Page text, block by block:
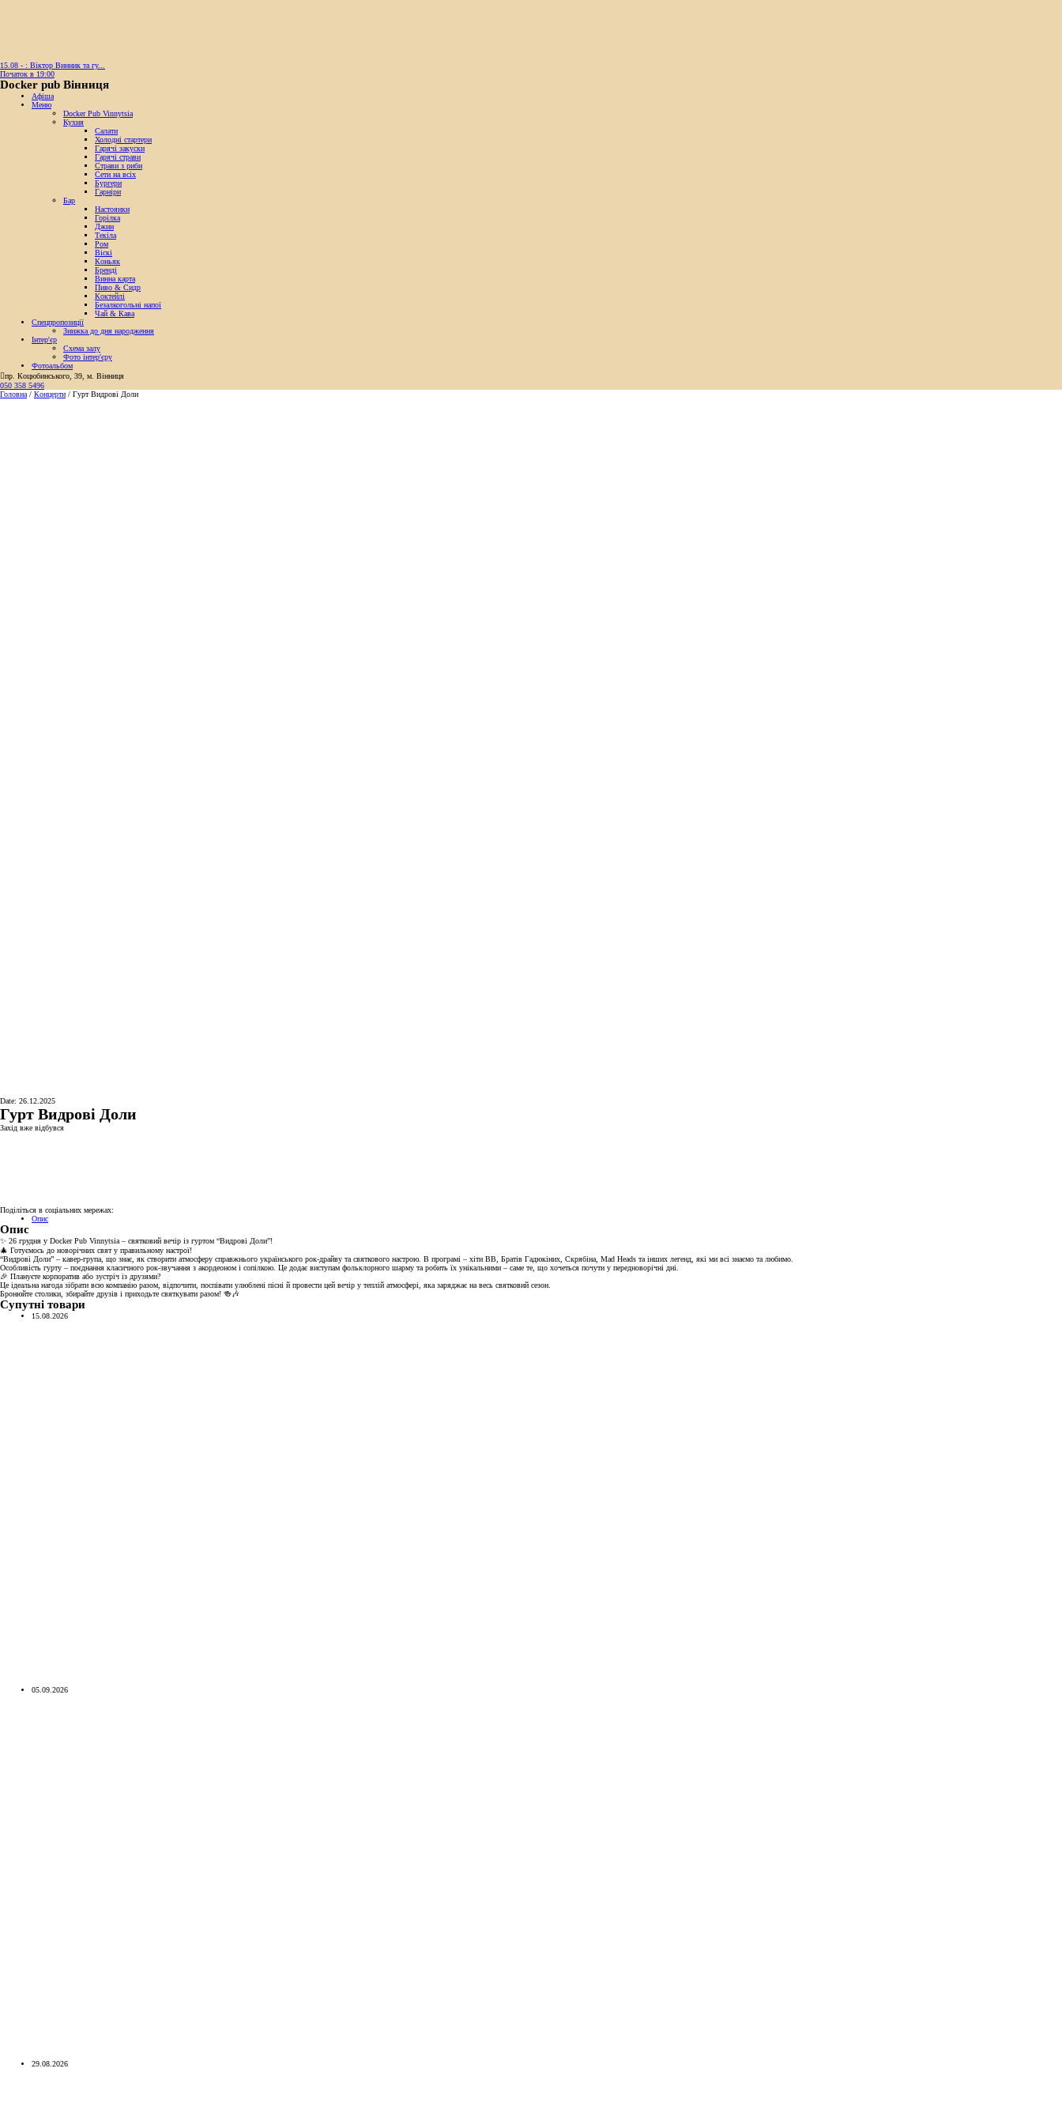
15.08 - : Віктор Винник та гу...
Початок в 19:00
Docker pub Вінниця
Афіша
Меню
Docker Pub Vinnytsia
Кухня
Салати
Холодні стартери
Гарячі закуски
Гарячі страви
Страви з риби
Сети на всіх
Бургери
Гарніри
Бар
Настоянки
Горілка
Джин
Текіла
Ром
Віскі
Коньяк
Бренді
Винна карта
Пиво & Сидр
Коктейлі
Безалкогольні напої
Чай & Кава
Спецпропозиції
Знижка до дня народження
Інтер'єр
Схема залу
Фото інтер'єру
Фотоальбом
пр. Коцюбинського, 39, м. Вінниця
050 358 5496
Головна / Концерти / Гурт Видрові Доли
Date: 26.12.2025
Гурт Видрові Доли
Захід вже відбувся
Поділіться в соціальних мережах:
Опис
Опис
✨ 26 грудня у Docker Pub Vinnytsia – святковий вечір із гуртом “Видрові Доли”!
🎄 Готуємось до новорічних свят у правильному настрої!
“Видрові Доли” – кавер-група, що знає, як створити атмосферу справжнього українського рок-драйву та святкового настрою. В програмі – хіти ВВ, Братів Гадюкіних, Скрябіна, Mad Heads та інших легенд, які ми всі знаємо та любимо.
Особливість гурту – поєднання класичного рок-звучання з акордеоном і сопілкою. Це додає виступам фольклорного шарму та робить їх унікальними – саме те, що хочеться почути у передноворічні дні.
🎉 Плануєте корпоратив або зустріч із друзями?
Це ідеальна нагода зібрати всю компанію разом, відпочити, поспівати улюблені пісні й провести цей вечір у теплій атмосфері, яка заряджає на весь святковий сезон.
Бронюйте столики, збирайте друзів і приходьте святкувати разом! 🍻🎶
Супутні товари
15.08.2026
05.09.2026
29.08.2026